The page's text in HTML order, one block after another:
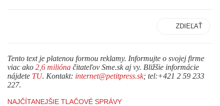
ZDIEĽAŤ
Tento text je platenou formou reklamy. Informujte o svojej firme
viac ako 2,6 milióna čitateľov Sme.sk aj vy. Bližšie informácie
nájdete TU. Kontakt: internet@petitpress.sk; tel:+421 2 59 233
227.
NAJČÍTANEJŠIE TLAČOVÉ SPRÁVY